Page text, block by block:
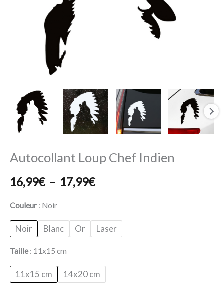
Autocollant Loup Chef Indien
16,99€ – 17,99€
Couleur Noir
Noir Blanc Or Laser
Taille 11x15 cm
11x15 cm 14x20 cm